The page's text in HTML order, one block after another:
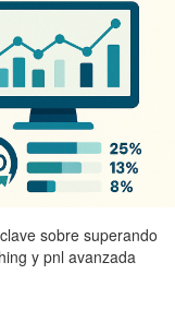
sobre superando
y pnl avanzada